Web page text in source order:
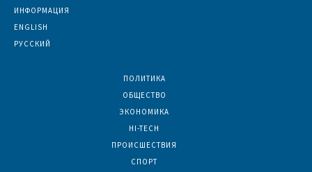
ИНФОРМАЦИЯ
ENGLISH
РУССКИЙ
ПОЛИТИКА
ОБЩЕСТВО
ЭКОНОМИКА
HI-TECH
ПРОИСШЕСТВИЯ
СПОРТ